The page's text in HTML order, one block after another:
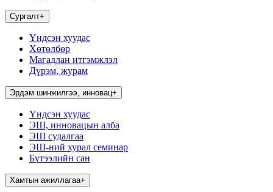
Сургалт+
Үндсэн хуудас
Хөтөлбөр
Магадлан итгэмжлэл
Дүрэм, журам
Эрдэм шинжилгээ, инновац+
Үндсэн хуудас
ЭШ, инновацын алба
ЭШ судалгаа
ЭШ-ний хурал семинар
Бүтээлийн сан
Хамтын ажиллагаа+